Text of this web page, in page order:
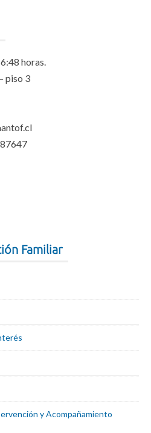
horas.
piso 3
Familiar
y Acompañamiento